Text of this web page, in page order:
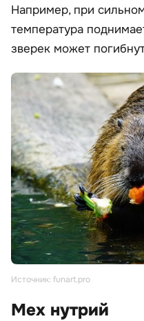
Например, при
температура
зверек может
Источник: funart.pro
Мех нутрий